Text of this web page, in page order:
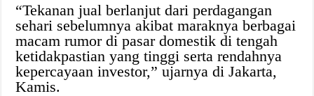
“Tekanan jual berlanjut dari perdagangan
sehari sebelumnya akibat maraknya berbagai
macam rumor di pasar domestik di tengah
ketidakpastian yang tinggi serta rendahnya
kepercayaan investor,” ujarnya di Jakarta,
Kamis.